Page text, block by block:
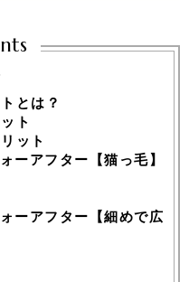
とは？
ト
ット
ーアフター【猫っ毛】
ーアフター【細めで広